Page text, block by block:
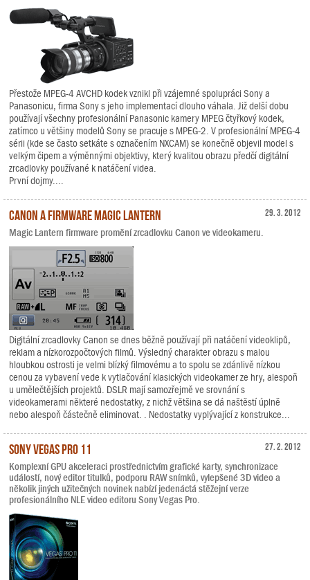
Přestože MPEG-4 AVCHD kodek vznikl při vzájemné spolupráci Sony a
Panasonicu, firma Sony s jeho implementací dlouho váhala. Již delší dobu
používají všechny profesionální Panasonic kamery MPEG čtyřkový kodek,
zatímco u většiny modelů Sony se pracuje s MPEG-2. V profesionální MPEG-4
sérii (kde se často setkáte s označením NXCAM) se konečně objevil model s
velkým čipem a výměnnými objektivy, který kvalitou obrazu předčí digitální
zrcadlovky používané k natáčení videa.
První dojmy....
29. 3. 2012
Canon a firmware Magic Lantern
Magic Lantern firmware promění zrcadlovku Canon ve videokameru.
Digitální zrcadlovky Canon se dnes běžně používají při natáčení videoklipů,
reklam a nízkorozpočtových filmů. Výsledný charakter obrazu s malou
hloubkou ostrosti je velmi blízký filmovému a to spolu se zdánlivě nízkou
cenou za vybavení vede k vytlačování klasických videokamer ze hry, alespoň
u umělečtějších projektů. DSLR mají samozřejmě ve srovnání s
videokamerami některé nedostatky, z nichž většina se dá naštěstí úplně
nebo alespoň částečně eliminovat. . Nedostatky vyplývající z konstrukce...
27. 2. 2012
Sony Vegas Pro 11
Komplexní GPU akceleraci prostřednictvím grafické karty, synchronizace
událostí, nový editor titulků, podporu RAW snímků, vylepšené 3D video a
několik jiných užitečných novinek nabízí jedenáctá stěžejní verze
profesionálního NLE video editoru Sony Vegas Pro.